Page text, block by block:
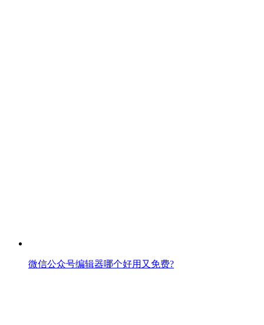
微信公众号编辑器哪个好用又免费?